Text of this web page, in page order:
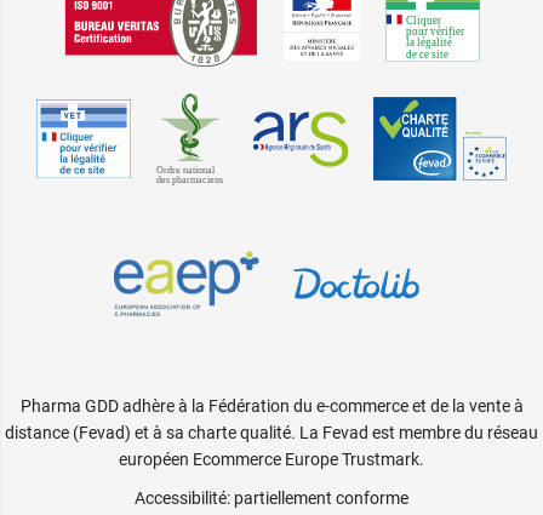
Pharma GDD adhère à la Fédération du e-commerce et de la vente à
distance (Fevad) et à sa charte qualité. La Fevad est membre du réseau
européen Ecommerce Europe Trustmark.
Accessibilité: partiellement conforme